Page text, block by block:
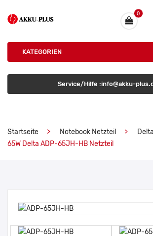
0
KATEGORIEN
Service/Hilfe :info@akku-
Startseite Notebook Netzteil
Delta
65W Delta ADP-65JH-HB Netzteil